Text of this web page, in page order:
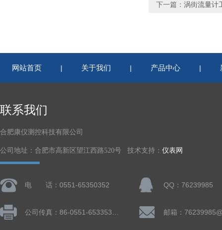
下一篇： 涡街流量计
网站首页 | 关于我们 | 产品中心 |
联系我们
合肥康仪测控科技有限公司
公司地址：合肥市高新区望江西路520号 技术支持： 仪表网
电 话：0551-65350352 QQ：76239985
邮箱：